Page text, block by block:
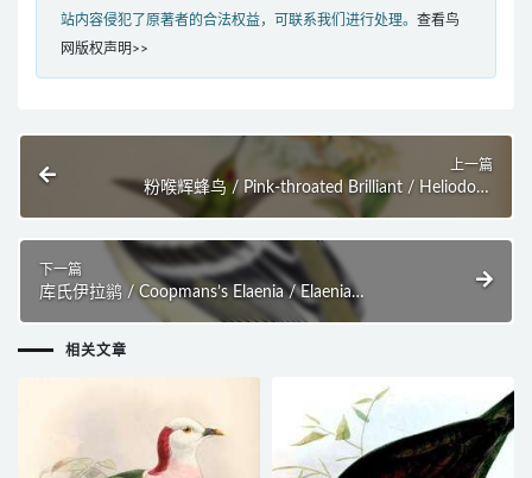
站内容侵犯了原著者的合法权益，可联系我们进行处理。 查看鸟
网版权声明>>
上一篇
粉喉辉蜂鸟 / Pink-throated Brilliant / Heliodoxa
下一篇
库氏伊拉鹟 / Coopmans’s Elaenia / Elaenia
相关文章